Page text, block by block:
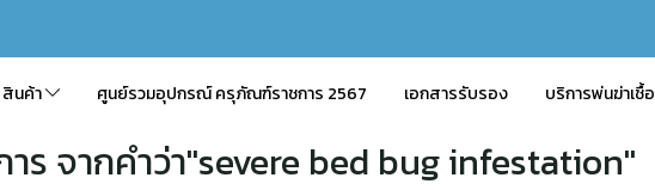
สินค้า ศูนย์รวมอุปกรณ์ ครุภัณฑ์ราชการ 2567 เอกสารรับรอง บริการพ่นฆ่าเชื้อ
ร จากคำว่า"severe bed bug infestation"